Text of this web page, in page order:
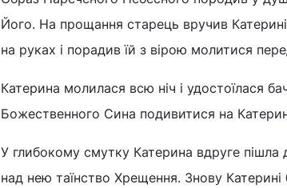
Його. На прощання старець вручив
на руках і порадив їй з вірою молитися
Катерина молилася всю ніч і удостоїлася
Божественного Сина подивитися на
У глибокому смутку Катерина вдруге пішла
над нею таїнство Хрещення. Знову